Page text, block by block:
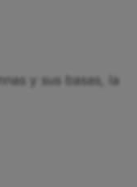
y sus basas, la